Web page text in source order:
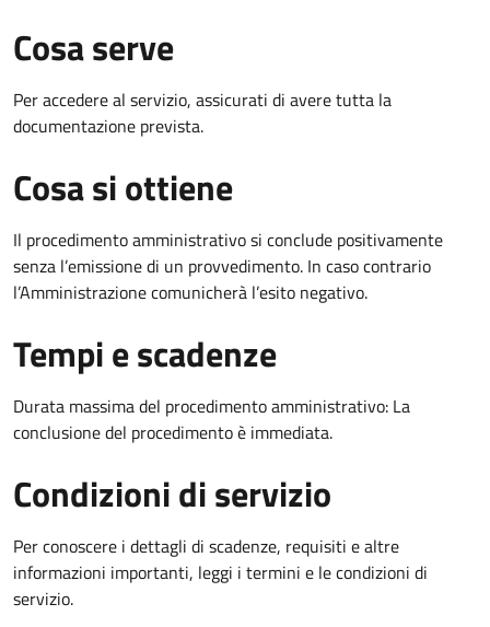
Cosa serve
Per accedere al servizio, assicurati di avere tutta la
documentazione prevista.
Cosa si ottiene
Il procedimento amministrativo si conclude positivamente
senza l’emissione di un provvedimento. In caso contrario
l’Amministrazione comunicherà l’esito negativo.
Tempi e scadenze
Durata massima del procedimento amministrativo: La
conclusione del procedimento è immediata.
Condizioni di servizio
Per conoscere i dettagli di scadenze, requisiti e altre
informazioni importanti, leggi i termini e le condizioni di
servizio.